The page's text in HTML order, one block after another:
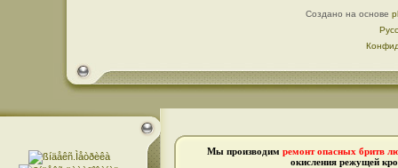
Создано на основе
Мы производим ремонт опасных бритв
окисления режущей